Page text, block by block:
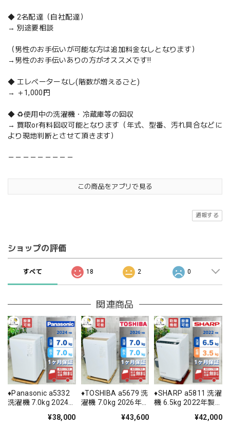
◆ 2名配達（自社配達）
→ 別途要相談
（男性のお手伝いが可能な方は追加料金なしとなります）
→男性のお手伝いありの方がオススメです‼️
◆ エレベーターなし(階数が増えるごと)
→ ＋1,000円
◆ ♻️使用中の洗濯機・冷蔵庫等の回収
→ 買取or有料回収可能となります（年式、型番、汚れ具合などに
より現地判断とさせて頂きます）
－－－－－－－－－
この商品をアプリで見る
通報する
ショップの評価
すべて 18 2 0
関連商品
♦️Panasonic a5332
洗濯機 7.0kg 2024
¥38,000
♦️TOSHIBA a5679 洗
濯機 7.0kg 2026年
¥43,600
♦️SHARP a5811 洗濯
機 6.5kg 2022年製
¥42,000